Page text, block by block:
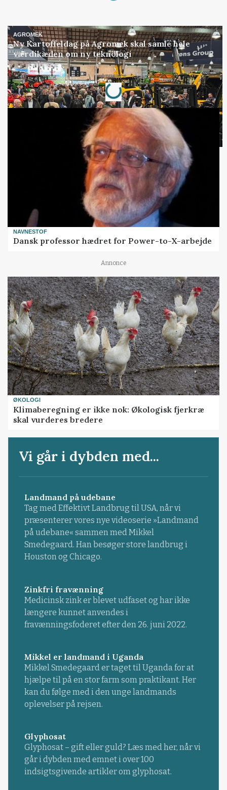
AGROMEK
Ny Kartoffeldag på Agromek skal samle hele
værdikæden om ny teknologi
Annonce
Loading...
NAVNESTOF
Dansk professor hædret for Power-to-X-arbejde
Annonce
ØKOLOGI
Klimaberegning er ikke nok: Økologisk fjerkræ
skal vurderes bredere
Vi går i dybden med...
Landmand på udebane
Tag med Effektivt Landbrug til USA, når vi
præsenterer vores nye videoserie »Landmand
på udebane« sammen med Mikkel
Smedegaard. Han besøger store landbrug i
Houston og Chicago.
Zinkfri fravænning
Medicinsk zink er blevet udfaset og har ikke
længere kunnet anvendes i
fravænningsfoderet efter den 26. juni 2022.
Mikkel er landmand i Uganda
Mikkel Smedegaard er taget til Uganda for at
hjælpe til på en stor farm som praktikant. Her
kan du følge med i den unge landmands
oplevelser på rejsen.
Glyphosat
Glyphosat – gift eller guld? Læs med her, når vi
går i dybden med emnet i over 100
indsigtsgivende artikler om glyphosat.